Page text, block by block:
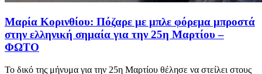
Μαρία Κορινθίου: Πόζαρε με μπλε φόρεμα μπροστά
στην ελληνική σημαία για την 25η Μαρτίου –
ΦΩΤΟ
Το δικό της μήνυμα για την 25η Μαρτίου θέλησε να στείλει στους